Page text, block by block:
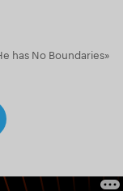
has No Boundaries»